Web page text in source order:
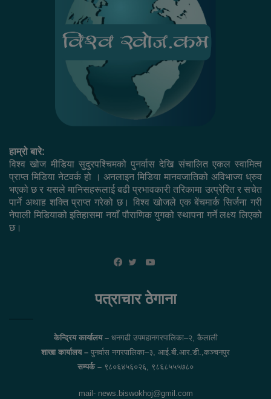
हाम्रो बारे:
विश्व खोज मीडिया सुदुरपश्चिमको पुनर्वास देखि संचालित एकल स्वामित्व
प्राप्त मिडिया नेटवर्क हो । अनलाइन मिडिया मानवजातिको अविभाज्य ध्रुव
भएको छ र यसले मानिसहरूलाई बढी प्रभावकारी तरिकामा उत्प्रेरित र सचेत
पार्ने अथाह शक्ति प्राप्त गरेको छ। विश्व खोजले एक बेंचमार्क सिर्जना गरी
नेपाली मिडियाको इतिहासमा नयाँ पौराणिक युगको स्थापना गर्ने लक्ष्य लिएको
छ।
YouTube
पत्राचार ठेगाना
केन्द्रिय कार्यालय –धनगढी उपमहानगरपालिका–२, कैलाली
शाखा कार्यालय – पुनर्वास नगरपालिका–३, आई.बी.आर.डी.,कञ्चनपुर
सम्पर्क – ९८०६४५६०२६, ९८६८५५५७८०
mail- news.biswokhoj@gmil.com